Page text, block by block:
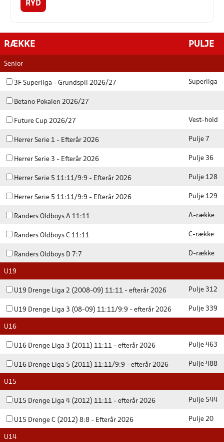
RYD
RÆKKE PULJE
Senior
3F Superliga - Grundspil 2026/27 Superliga
Betano Pokalen 2026/27
Future Cup 2026/27 Vest-hold
Herrer Serie 1 - Efterår 2026 Pulje 7
Herrer Serie 3 - Efterår 2026 Pulje 36
Herrer Serie 5 11:11/9:9 - Efterår 2026 Pulje 128
Herrer Serie 5 11:11/9:9 - Efterår 2026 Pulje 129
Randers Oldboys A 11:11 A-række
Randers Oldboys C 11:11 C-række
Randers Oldboys D 7:7 D-række
U19
U19 Drenge Liga 2 (2008-09) 11:11 - efterår 2026 Pulje 312
U19 Drenge Liga 3 (08-09) 11:11/9:9 - efterår 2026 Pulje 339
U16
U16 Drenge Liga 3 (2011) 11:11 - efterår 2026 Pulje 463
U16 Drenge Liga 5 (2011) 11:11/9:9 - efterår 2026 Pulje 488
U15
U15 Drenge Liga 4 (2012) 11:11 - efterår 2026 Pulje 544
U15 Drenge C (2012) 8:8 - Efterår 2026 Pulje 20
U14